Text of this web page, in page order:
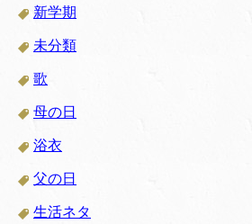
新学期
未分類
歌
母の日
浴衣
父の日
生活ネタ